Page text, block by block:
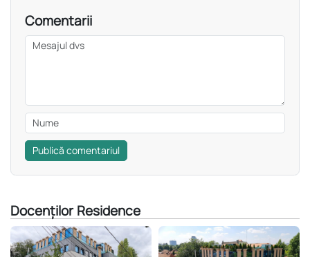
Comentarii
Publică comentariul
Docenților Residence